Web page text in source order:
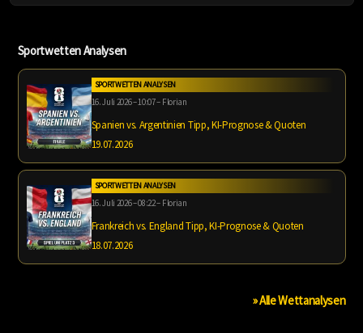
Sportwetten Analysen
SPORTWETTEN ANALYSEN
16. Juli 2026 – 10:07 – Florian
Spanien vs. Argentinien Tipp, KI-Prognose & Quoten
19.07.2026
SPORTWETTEN ANALYSEN
16. Juli 2026 – 08:22 – Florian
Frankreich vs. England Tipp, KI-Prognose & Quoten
18.07.2026
» Alle Wettanalysen